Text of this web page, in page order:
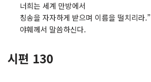
너희는 세계 만방에서
칭송을 자자하게 받으며 이름을 떨치리라.”
야훼께서 말씀하신다.
시편 130